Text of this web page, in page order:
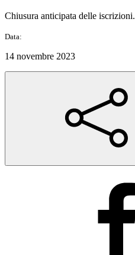
Chiusura anticipata delle iscrizioni.
Data:
14 novembre 2023